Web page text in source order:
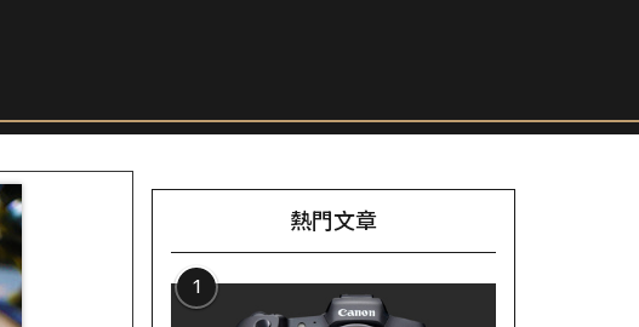
熱門文章
1